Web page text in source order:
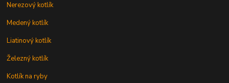
Nerezový kotlík
Medený kotlík
Liatinový kotlík
Železný kotlík
Kotlík na ryby